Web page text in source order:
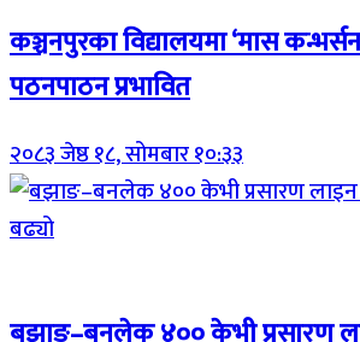
कञ्चनपुरका विद्यालयमा ‘मास
पठनपाठन प्रभावित
२०८३ जेष्ठ १८, सोमबार १०:३३